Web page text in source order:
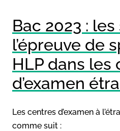
Bac 2023 :
l’épreuve de
HLP dans les
d’examen
Les centres d’examen à
comme suit :